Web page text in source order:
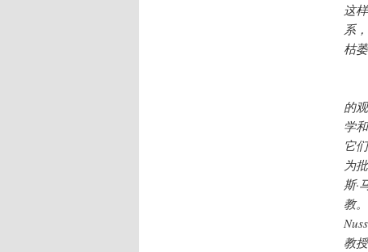
这
系
枯萎
这
的
学
它
为
斯·
教
教